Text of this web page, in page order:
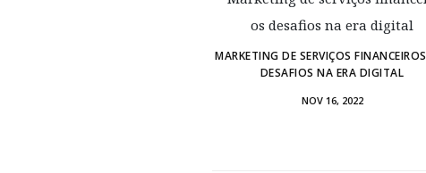
MARKETING DE SERVIÇOS
DESAFIOS NA ERA DIGITAL
NOV 16, 2022